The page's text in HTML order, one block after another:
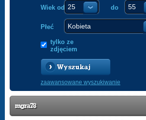
Wiek od do
Płeć
tylko ze
zdjęciem
Wyszukaj
zaawansowane wyszukiwanie
mgra78